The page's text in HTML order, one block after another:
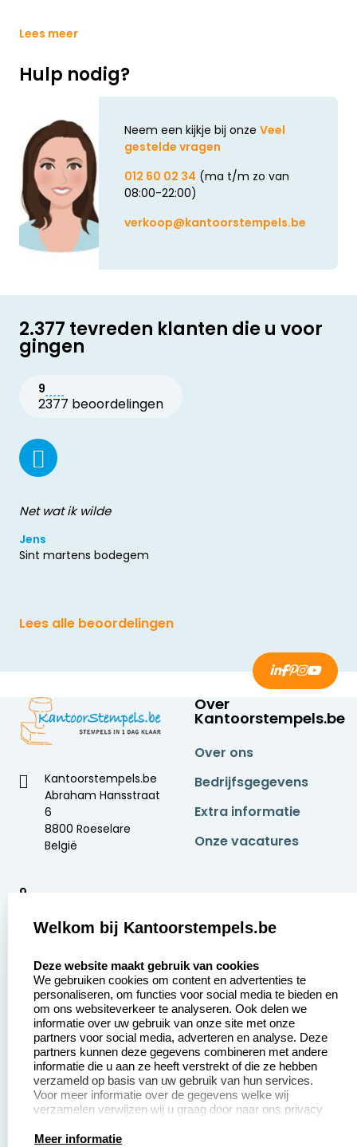
Lees meer
Hulp nodig?
Neem een kijkje bij onze Veel
gestelde vragen
012 60 02 34 (ma t/m zo van
08:00-22:00)
verkoop@kantoorstempels.be
2.377 tevreden klanten die u voor
gingen
9
2377 beoordelingen
Net wat ik wilde
Jens
Sint martens bodegem
Lees alle beoordelingen
Kantoorstempels.be
Abraham Hansstraat
6
8800 Roeselare
België
9
Over
Kantoorstempels.be
Over ons
Bedrijfsgegevens
Extra informatie
Onze vacatures
Aanvraag op maat
Betaling &
Verzending
Wederverkoper
worden
Contact opnemen
Veel gestelde vragen
Retourneren
Herroepingsrecht
Productinformatie:
Welkom bij Kantoorstempels.be
Deze website maakt gebruik van cookies
We gebruiken cookies om content en advertenties te
personaliseren, om functies voor social media te bieden en
om ons websiteverkeer te analyseren. Ook delen we
informatie over uw gebruik van onze site met onze
partners voor social media, adverteren en analyse. Deze
partners kunnen deze gegevens combineren met andere
informatie die u aan ze heeft verstrekt of die ze hebben
verzameld op basis van uw gebruik van hun services.
Voor meer informatie over de gegevens welke wij
verzamelen verwijzen wij u graag door naar ons privacy
Meer informatie